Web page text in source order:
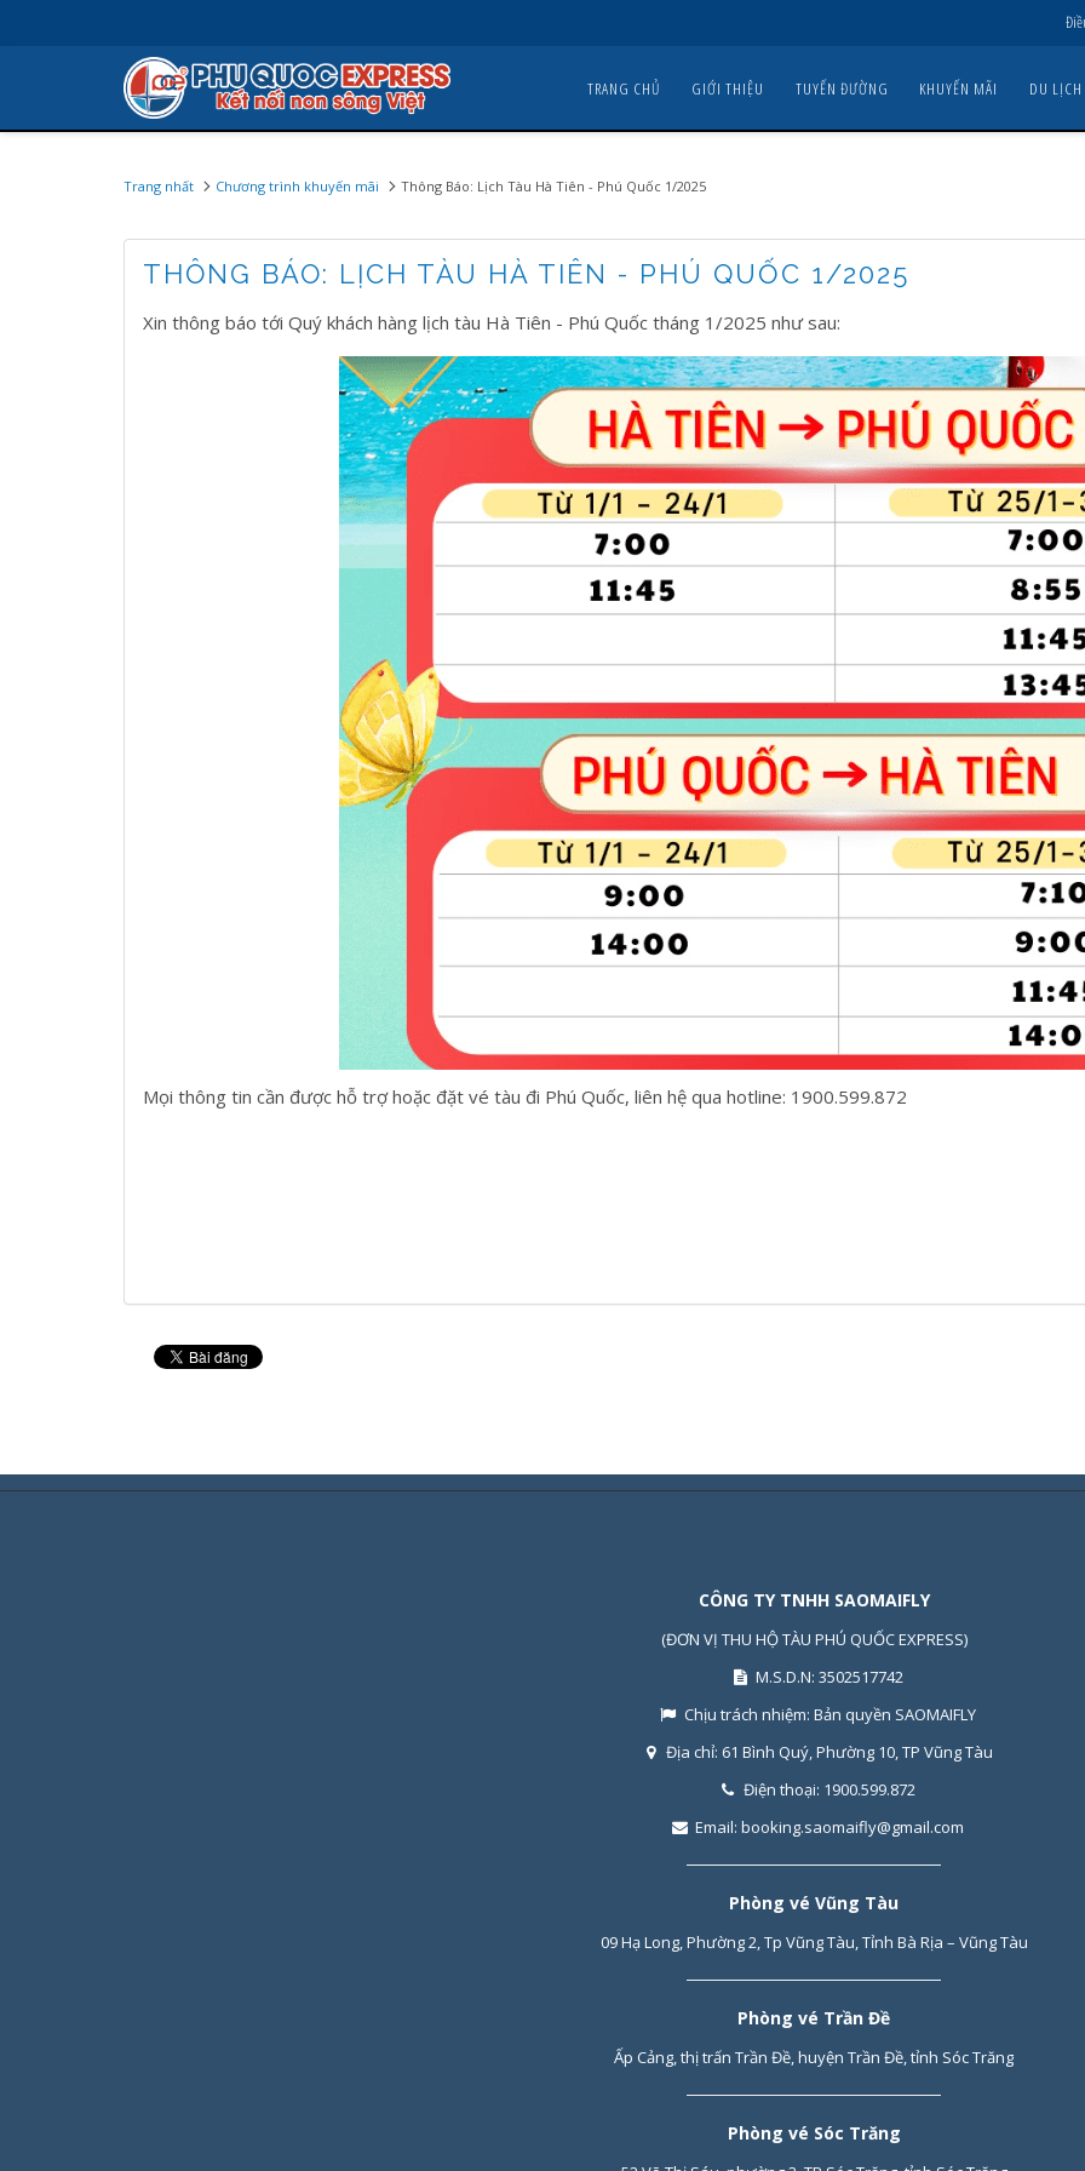
TRANG CHỦ GIỚI THIỆU TUYẾN ĐƯỜNG KHUYẾN MÃI DU
Trang nhất Chương trình khuyến mãi Thông Báo: Lịch Tàu Hà Tiên - Phú Quốc 1/2025
THÔNG BÁO: LỊCH TÀU HÀ TIÊN - PHÚ QUỐC 1/2025
Xin thông báo tới Quý khách hàng lịch tàu Hà Tiên - Phú Quốc tháng 1/2025 như sau:
Mọi thông tin cần được hỗ trợ hoặc đặt vé tàu đi Phú Quốc, liên hệ qua hotline: 1900.599.872
CÔNG TY TNHH SAOMAIFLY
(ĐƠN VỊ THU HỘ TÀU PHÚ QUỐC EXPRESS)
M.S.D.N: 3502517742
Chịu trách nhiệm: Bản quyền SAOMAIFLY
Địa chỉ: 61 Bình Quý, Phường 10, TP Vũng Tàu
Điện thoại: 1900.599.872
Email: booking.saomaifly@gmail.com
Phòng vé Vũng Tàu
09 Hạ Long, Phường 2, Tp Vũng Tàu, Tỉnh Bà Rịa – Vũng Tàu
Phòng vé Trần Đề
Ấp Cảng, thị trấn Trần Đề, huyện Trần Đề, tỉnh Sóc Trăng
Phòng vé Sóc Trăng